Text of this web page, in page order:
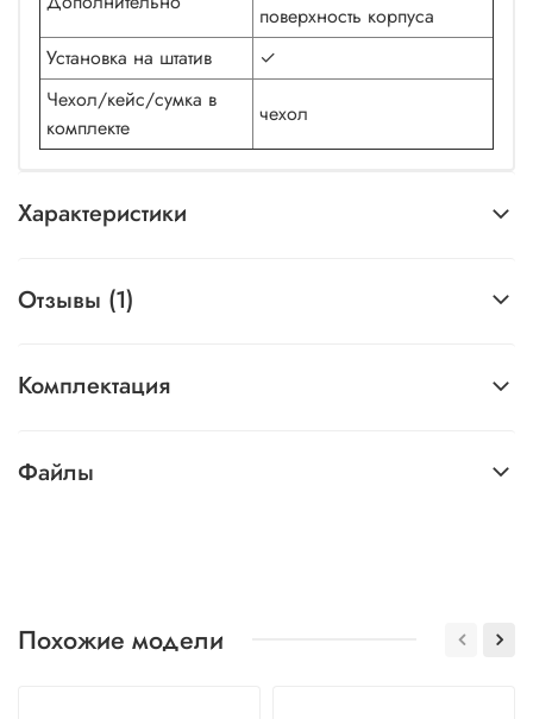
поверхность корпуса
Установка на штатив
✓
Чехол/кейс/сумка в
комплекте
чехол
Характеристики
Отзывы (1)
Комплектация
Файлы
Похожие модели